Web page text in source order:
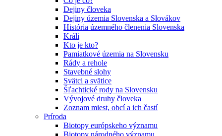
Dejiny človeka
Dejiny územia Slovenska a Slovákov
História územného členenia Slovenska
Králi
Kto je kto?
Pamiatkové územia na Slovensku
Rády a rehole
Stavebné slohy
Svätci a svätice
Šľachtické rody na Slovensku
Vývojové druhy človeka
Zoznam miest, obcí a ich častí
Príroda
Biotopy európskeho významu
Biotopy národného významu